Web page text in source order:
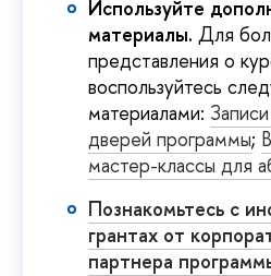
Используйте
материалы. Для
представления о
воспользуйтесь
материалами:
дверей программы;
мастер-классы для
Познакомьтесь с
грантах от
партнера